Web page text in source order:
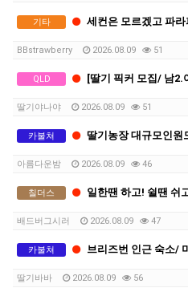
기타 세컨은 모르겠고 파
BBstrawberry 2026.08.09 51
QLD [딸기 픽커 모집/ 남2.
딸기야나야 2026.08.09 51
카불쳐 딸기농장 대규모인원모집!
아름다운밤 2026.08.09 46
칠더스 일한땐 하고! 쉴땐 쉬고! 10분
배드버그시러 2026.08.09 47
카불쳐 브리즈번 인근 숙소/ 미친 인프라 /
딸기바바 2026.08.09 56